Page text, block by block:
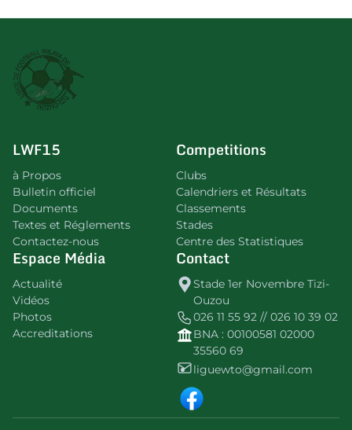
LWF15
à Propos
Bulletin officiel
Documents
Textes et Réglements
Contactez-nous
Competitions
Clubs
Calendriers et Résultats
Classements
Stades
Centre des Statistiques
Espace Média
Actualité
Vidéos
Photos
Accreditations
Contact
Stade 1er Novembre Tizi-
Ouzou
026 11 55 92 // 026 10 39 02
BNA : 00100581 02000
35560 69
liguewto@gmail.com